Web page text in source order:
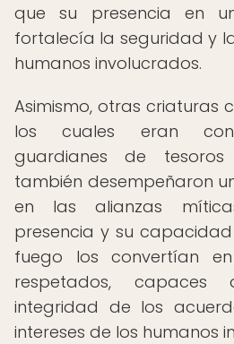
que su presencia en
fortalecía la seguridad y
humanos involucrados.
Asimismo, otras criaturas
los cuales eran
guardianes de tesoros
también desempeñaron
en las alianzas
presencia y su
fuego los convertían
respetados,
integridad de los
intereses de los humanos